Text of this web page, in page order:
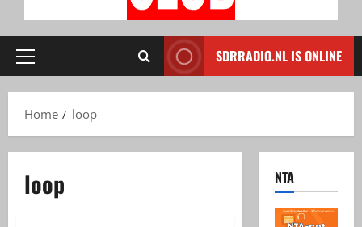
Primair
SDRRADIO.NL IS ONLINE
Home loop
loop NTA